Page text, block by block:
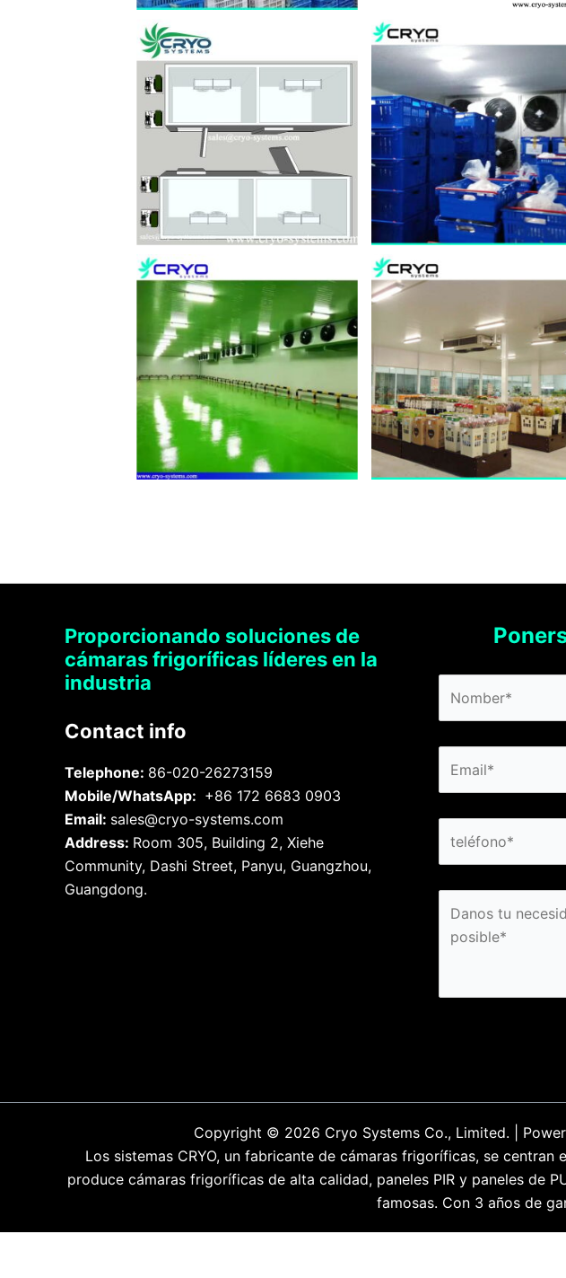
Proporcionando soluciones de
cámaras frigoríficas líderes en la
industria
Contact info
Telephone: 86-020-26273159
Mobile/WhatsApp: +86 172 6683 0903
Email: sales@cryo-systems.com
Address: Room 305, Building 2, Xiehe
Community, Dashi Street, Panyu, Guangzhou,
Guangdong.
Copyright © 2026 Cryo Systems Co., Limited. |
Los sistemas CRYO, un fabricante de cámaras frigoríficas, se
produce cámaras frigoríficas de alta calidad, paneles PIR y paneles de
famosas. Con 3 años de